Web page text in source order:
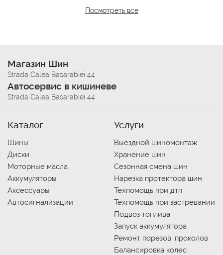
Посмотреть все
Магазин Шин
Strada Calea Basarabiei 44
Автосервис в кишиневе
Strada Calea Basarabiei 44
Каталог
Шины
Диски
Моторные масла
Аккумуляторы
Аксессуары
Автосигнализации
Услуги
Выездной шиномонтаж
Хранение шин
Сезонная смена шин
Нарезка протектора шин
Техпомощь при дтп
Техпомощь при застревании
Подвоз топлива
Запуск аккумулятора
Ремонт порезов, проколов
Балансировка колес